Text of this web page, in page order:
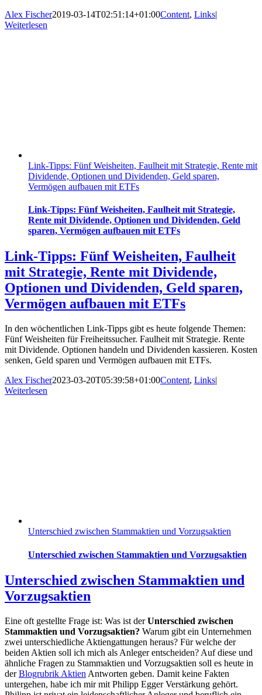
Alex Fischer2019-03-14T02:51:14+01:00Content, Links|
Weiterlesen
Link-Tipps: Fünf Weisheiten, Faulheit mit Strategie, Rente mit
Dividende, Optionen und Dividenden, Geld sparen,
Vermögen aufbauen mit ETFs
Link-Tipps: Fünf Weisheiten, Faulheit mit Strategie,
Rente mit Dividende, Optionen und Dividenden, Geld
sparen, Vermögen aufbauen mit ETFs
Link-Tipps: Fünf Weisheiten, Faulheit
mit Strategie, Rente mit Dividende,
Optionen und Dividenden, Geld sparen,
Vermögen aufbauen mit ETFs
In den wöchentlichen Link-Tipps gibt es heute folgende Themen:
Fünf Weisheiten für Freiheitssucher. Faulheit mit Strategie. Rente
mit Dividende. Optionen handeln und Dividenden kassieren. Kosten
senken, Geld sparen und Vermögen aufbauen mit ETFs.
Alex Fischer2023-03-20T05:39:58+01:00Content, Links|
Weiterlesen
Unterschied zwischen Stammaktien und Vorzugsaktien
Unterschied zwischen Stammaktien und Vorzugsaktien
Unterschied zwischen Stammaktien und
Vorzugsaktien
Eine oft gestellte Frage ist: Was ist derUnterschied zwischen
Stammaktien und Vorzugsaktien? Warum gibt ein Unternehmen
zwei unterschiedliche Aktiengattungen heraus? Für welche der
beiden Aktien soll ich mich als Anleger entscheiden? Auf diese und
ähnliche Fragen zu Stammaktien und Vorzugsaktien soll es heute in
derBlogrubrik Aktien Antworten geben. Damit keine Fakten
untergehen, habe ich mir mit Philipp Egger Verstärkung gehört.